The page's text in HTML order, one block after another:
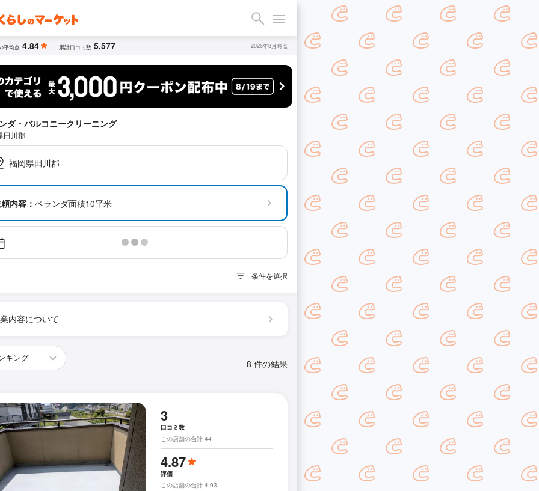
平均点 4.84 累計口コミ数 5,577 2026年8月時点
ダ・バルコニークリーニング
田川郡
福岡県田川郡
内容： ベランダ面積10平米
条件を選択
内容について
8 件の結果
3
口コミ数
この店舗の合計 44
4.87
評価
この店舗の合計 4.93